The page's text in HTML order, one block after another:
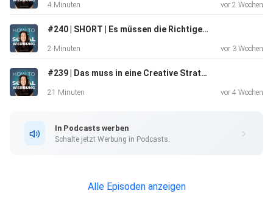
Account-Based Marketing
Dynamic Ad Format
4 Minuten vor 2 Wochen
#240 | SHORT | Es müssen die Richtigen konvertieren - mit Emanuel Hacker
2 Minuten vor 3 Wochen
#239 | Das muss in eine Creative Strategy - mit Dora Osinde
21 Minuten vor 4 Wochen
In Podcasts werben
Schalte jetzt Werbung in Podcasts.
Alle Episoden anzeigen